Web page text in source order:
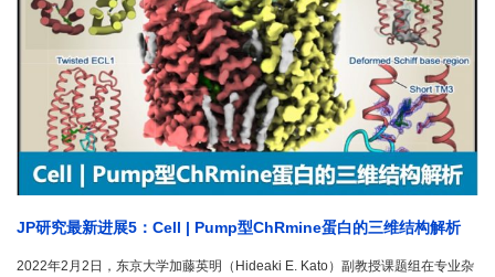
JP研究最新进展5：Cell | Pump型ChRmine蛋白的三维结构解析
2022年2月2日，东京大学加藤英明（Hideaki E. Kato）副教授课题组在专业杂